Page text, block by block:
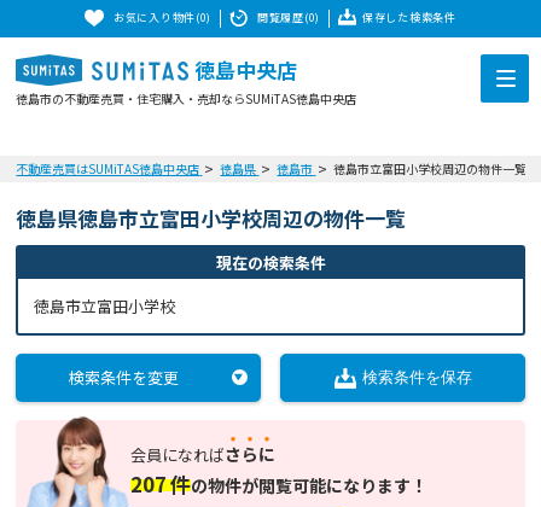
お気に入り物件(0) 閲覧履歴(0) 保存した検索条件
徳島中央店
徳島市の不動産売買・住宅購入・売却ならSUMiTAS徳島中央店
不動産売買はSUMiTAS徳島中央店 徳島県 徳島市 徳島市立富田小学校周辺の物件一覧
徳島県徳島市立富田小学校周辺の物件一覧
現在の検索条件
徳島市立富田小学校
検索条件を変更 検索条件を保存
会員になればさらに
207件の物件が閲覧可能になります！